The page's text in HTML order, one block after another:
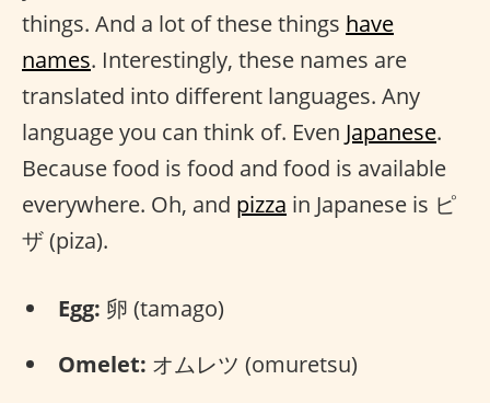
things. And a lot of these things have
names. Interestingly, these names are
translated into different languages. Any
language you can think of. Even Japanese.
Because food is food and food is available
everywhere. Oh, and pizza in Japanese is ピ
ザ (piza).
Egg: 卵 (tamago)
Omelet: オムレツ (omuretsu)